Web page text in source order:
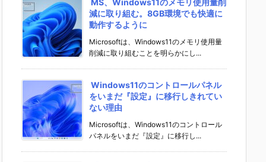
MS、Windows11のメモリ使用量削
減に取り組む。8GB環境でも快適に
動作するように
Microsoftは、Windows11のメモリ使用量
削減に取り組むことを明らかにし...
Windows11のコントロールパネル
をいまだ『設定』に移行しきれてい
ない理由
Microsoftは、Windows11のコントロール
パネルをいまだ『設定』に移行し...